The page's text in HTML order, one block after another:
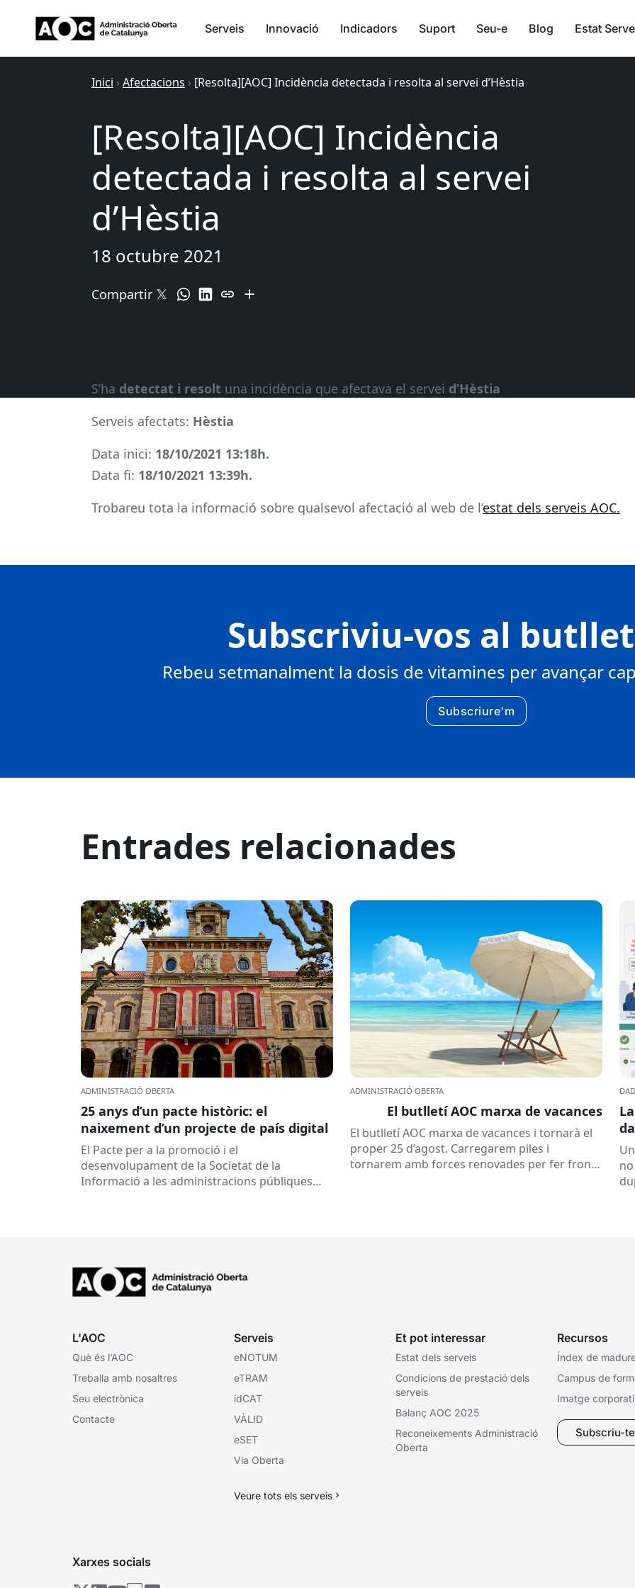
Serveis Innovació Indicadors Suport Seu-e Blog Estat
Inici › Afectacions › [Resolta][AOC] Incidència detectada i resolta al servei d’Hèstia
[Resolta][AOC] Incidència
detectada i resolta al servei
d’Hèstia
18 octubre 2021
Compartir
S’ha detectat i resolt una incidència que afectava el servei d’Hèstia
Serveis afectats: Hèstia
Data inici: 18/10/2021 13:18h.
Data fi: 18/10/2021 13:39h.
Trobareu tota la informació sobre qualsevol afectació al web de l’estat dels serveis AOC.
Subscriviu-vos al
Rebeu setmanalment la dosis de vitamines per avançar
Subscriure'm
Entrades relacionades
ADMINISTRACIÓ OBERTA
25 anys d’un pacte històric: el
naixement d’un projecte de país digital
El Pacte per a la promoció i el
desenvolupament de la Societat de la
Informació a les administracions públiques
ADMINISTRACIÓ OBERTA
El butlletí AOC marxa de vacances
El butlletí AOC marxa de vacances i tornarà el
proper 25 d’agost. Carregarem piles i
tornarem amb forces renovades per fer front
L'AOC
Què és l’AOC
Treballa amb nosaltres
Seu electrònica
Contacte
Serveis
eNOTUM
eTRAM
idCAT
VÀLID
eSET
Via Oberta
Veure tots els serveis
Et pot interessar
Estat dels serveis
Condicions de prestació dels
serveis
Balanç AOC 2025
Reconeixements Administració
Oberta
Recursos
Índex de
Campus de
Imatge
Subscriu-
Xarxes socials